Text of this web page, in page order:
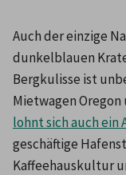
Auch der einzige
dunkelblauen
Bergkulisse ist
Mietwagen
lohnt sich auch ein
geschäftige
Kaffeehauskultur